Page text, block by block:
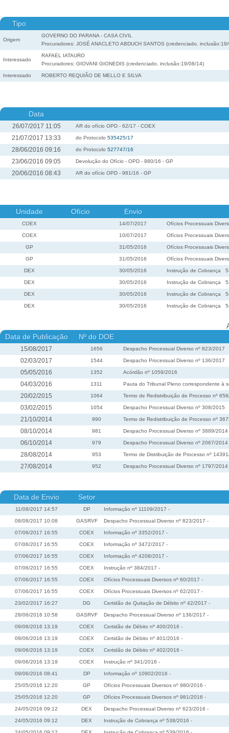
Tipo
Origem
GOVERNO DO PARANA - CASA CIVIL
Procuradores: JOSÉ ANACLETO ABDUCH SANTOS (credenciado,
Interessado
RAFAEL IATAURO
Procuradores: GIOVANI GIONEDIS (credenciado, inclusão:19/08/14)
Interessado ROBERTO REQUIÃO DE MELLO E SILVA
Data
26/07/2017 11:05 AR do ofício OPD - 62/17 - COEX
21/07/2017 13:33 do Protocolo 535425/17
28/06/2016 09:16 do Protocolo 527747/16
23/06/2016 09:05 Devolução do Ofício - OPD - 980/16 - GP
20/06/2016 08:43 AR do ofício OPD - 981/16 - GP
Unidade Ofício Envio
COEX 14/07/2017 Ofícios Processuais
COEX 10/07/2017 Ofícios Processuais
GP 31/05/2016 Ofícios Processuais
GP 31/05/2016 Ofícios Processuais
DEX 30/05/2016 Instrução de Cobrança
DEX 30/05/2016 Instrução de Cobrança
DEX 30/05/2016 Instrução de Cobrança
DEX 30/05/2016 Instrução de Cobrança
Data de Publicação Nº do DOE
15/08/2017 1656 Despacho Processual Diverso nº 823/2017
02/03/2017 1544 Despacho Processual Diverso nº 136/2017
05/05/2016 1352 Acórdão nº 1059/2016
04/03/2016 1311 Pauta do Tribunal Pleno correspondente à
20/02/2015 1064 Termo de Redistribuição de Processo nº
03/02/2015 1054 Despacho Processual Diverso nº 308/2015
21/10/2014 990 Termo de Redistribuição de Processo nº
08/10/2014 981 Despacho Processual Diverso nº 3889/2014
06/10/2014 979 Despacho Processual Diverso nº 2067/2014
28/08/2014 953 Termo de Distribuição de Processo nº
27/08/2014 952 Despacho Processual Diverso nº 1797/2014
Data de Envio Setor
11/08/2017 14:57 DP Informação nº 11109/2017 -
08/08/2017 10:08 GASRVF Despacho Processual Diverso nº 823/2017 -
07/06/2017 16:55 COEX Informação nº 3352/2017 -
07/06/2017 16:55 COEX Informação nº 3472/2017 -
07/06/2017 16:55 COEX Informação nº 4208/2017 -
07/06/2017 16:55 COEX Instrução nº 384/2017 -
07/06/2017 16:55 COEX Ofícios Processuais Diversos nº 60/2017 -
07/06/2017 16:55 COEX Ofícios Processuais Diversos nº 62/2017 -
23/02/2017 16:27 DG Certidão de Quitação de Débito nº 42/2017 -
28/06/2016 10:58 GASRVF Despacho Processual Diverso nº 136/2017 -
09/06/2016 13:19 COEX Certidão de Débito nº 400/2016 -
09/06/2016 13:19 COEX Certidão de Débito nº 401/2016 -
09/06/2016 13:19 COEX Certidão de Débito nº 402/2016 -
09/06/2016 13:19 COEX Instrução nº 341/2016 -
09/06/2016 08:41 DP Informação nº 10902/2016 -
25/05/2016 12:20 GP Ofícios Processuais Diversos nº 980/2016 -
25/05/2016 12:20 GP Ofícios Processuais Diversos nº 981/2016 -
24/05/2016 09:12 DEX Despacho Processual Diverso nº 623/2016 -
24/05/2016 09:12 DEX Instrução de Cobrança nº 538/2016 -